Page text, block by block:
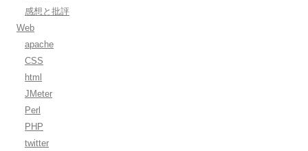
感想と批評
Web
apache
CSS
html
JMeter
Perl
PHP
twitter